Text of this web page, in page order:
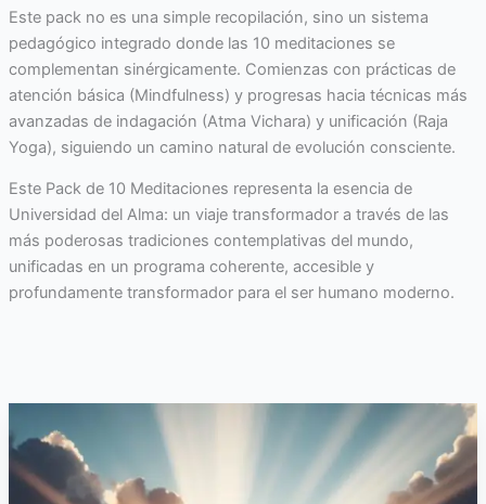
Este pack no es una simple recopilación, sino un sistema
pedagógico integrado donde las 10 meditaciones se
complementan sinérgicamente. Comienzas con prácticas de
atención básica (Mindfulness) y progresas hacia técnicas más
avanzadas de indagación (Atma Vichara) y unificación (Raja
Yoga), siguiendo un camino natural de evolución consciente.
Este Pack de 10 Meditaciones representa la esencia de
Universidad del Alma: un viaje transformador a través de las
más poderosas tradiciones contemplativas del mundo,
unificadas en un programa coherente, accesible y
profundamente transformador para el ser humano moderno.